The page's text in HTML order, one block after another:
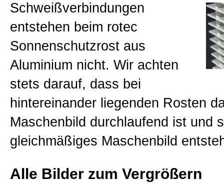
Schweißverbindungen
entstehen beim rotec
Sonnenschutzrost aus
Aluminium nicht. Wir achten
stets darauf, dass bei
hintereinander liegenden Rosten
Maschenbild durchlaufend ist und
gleichmäßiges Maschenbild
Alle Bilder zum Vergrößern